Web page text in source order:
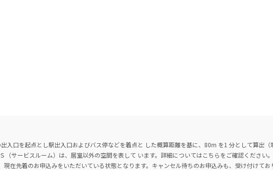
入口を起点とし駅出入口およびバス停などを着点と した概算距離を基に、80m を1 分として算出（
（サービスルーム）は、居室以外の空間を表して います。詳細についてはこちらをご確認ください。
現在先着のお申込みをいただいている状態となります。キャンセル待ちのお申込みも、受け付けてお